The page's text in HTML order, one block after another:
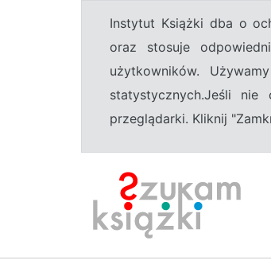
Instytut Książki dba o
oraz stosuje
użytkowników.
statystycznych.Jeśli
przeglądarki. Kliknij